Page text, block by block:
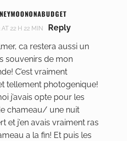
22 H 22 MIN
Reply
ca restera aussi un
souvenirs de mon
C’est vraiment
tellement photogenique!
j’avais opte pour les
chameau/ une nuit
et j’en avais vraiment ras
a la fin! Et puis les